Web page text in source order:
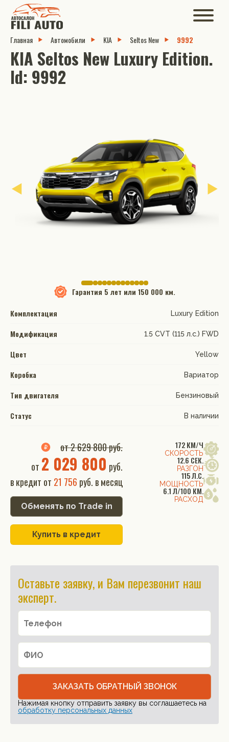
Главная Автомобили KIA Seltos New 9992
KIA Seltos New Luxury Edition.
Id: 9992
Гарантия 5 лет или 150 000 км.
Комплектация
Luxury Edition
Модификация 1.5 CVT (115 л.с.) FWD
Цвет Yellow
Коробка Вариатор
Тип двигателя Бензиновый
Статус В наличии
172 КМ/Ч
СКОРОСТЬ
12.6 СЕК.
РАЗГОН
115 Л.С.
МОЩНОСТЬ
6.1 Л/100 КМ.
РАСХОД
от 2 629 800 руб.
от 2 029 800 руб.
в кредит от 21 756 руб. в месяц
Обменять по Trade in
Купить в кредит
Оставьте заявку, и Вам перезвонит наш
эксперт.
ЗАКАЗАТЬ ОБРАТНЫЙ ЗВОНОК
Нажимая кнопку отправить заявку вы соглашаетесь на
обработку персональных данных